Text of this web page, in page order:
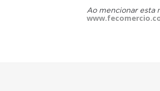
Ao mencionar esta